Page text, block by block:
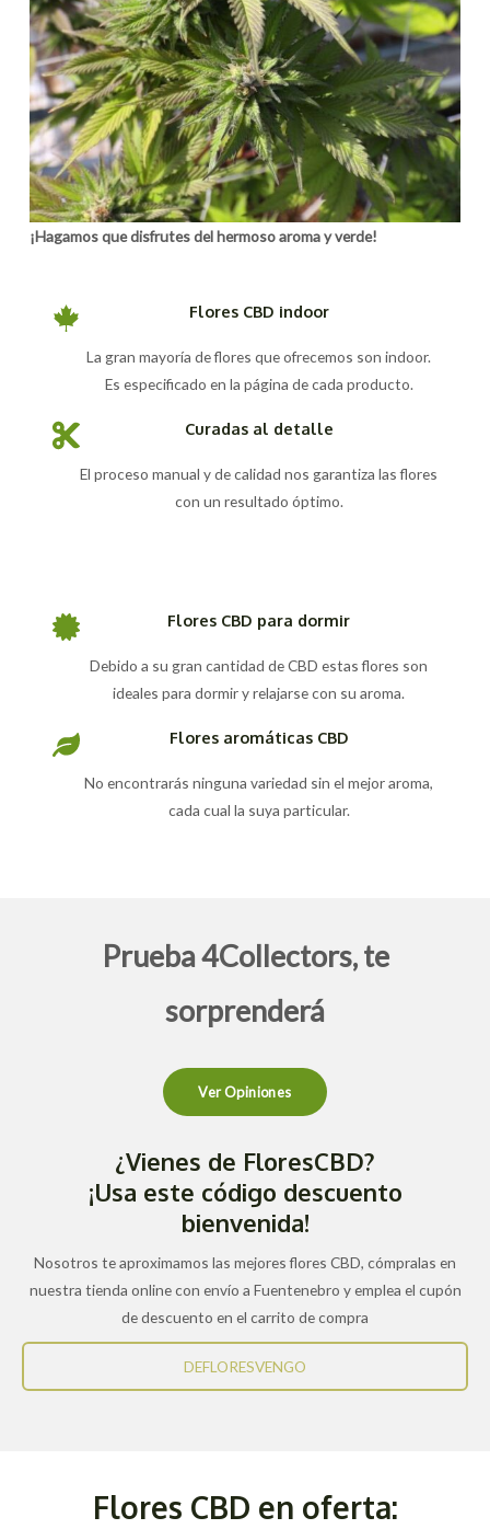
¡Hagamos que disfrutes del hermoso aroma y verde!
Flores CBD indoor
La gran mayoría de flores que ofrecemos son indoor.
Es especificado en la página de cada producto.
Curadas al detalle
El proceso manual y de calidad nos garantiza las flores
con un resultado óptimo.
Flores CBD para dormir
Debido a su gran cantidad de CBD estas flores son
ideales para dormir y relajarse con su aroma.
Flores aromáticas CBD
No encontrarás ninguna variedad sin el mejor aroma,
cada cual la suya particular.
Prueba 4Collectors, te
sorprenderá
Ver Opiniones
¿Vienes de FloresCBD?
¡Usa este código descuento
bienvenida!
Nosotros te aproximamos las mejores flores CBD, cómpralas en
nuestra tienda online con envío a Fuentenebro y emplea el cupón
de descuento en el carrito de compra
DEFLORESVENGO
Flores CBD en oferta: